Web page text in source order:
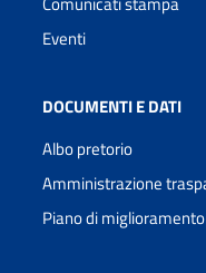
Eventi
DOCUMENTI E DATI
Albo pretorio
Amministrazione
Piano di miglioramento